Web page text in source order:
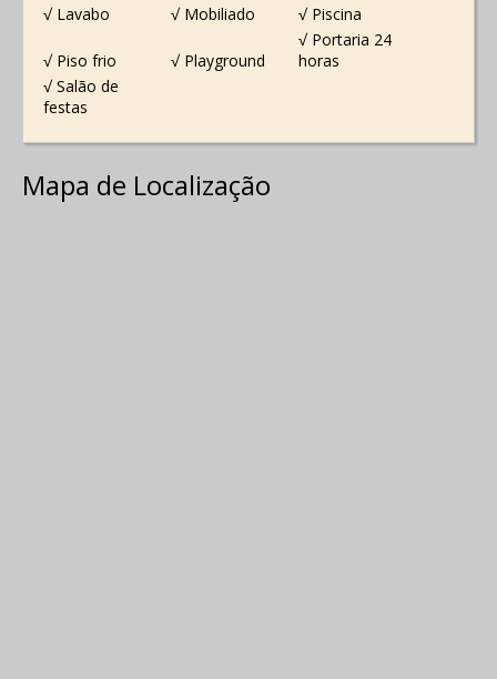
√ Lavabo
√ Mobiliado √ Piscina
√ Piso frio √ Playground
√ Portaria 24
horas
√ Salão de
festas
Mapa de Localização